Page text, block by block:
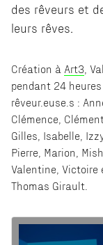
des rêveurs et
leurs rêves.
Création à Art3 ,
pendant 24
rêveur.euse.s :
Clémence,
Gilles, Isabelle,
Pierre, Marion,
Valentine,
Thomas Girault.